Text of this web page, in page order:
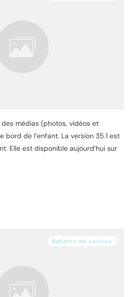
médias (photos, vidéos et
bord de l’enfant. La version 35.1 est
Elle est disponible aujourd’hui sur
Bulletin de version